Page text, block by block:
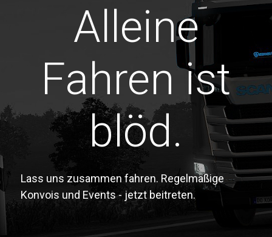
Alleine
Fahren ist
blöd.
Lass uns zusammen fahren. Regelmäßige
Konvois und Events - jetzt beitreten.